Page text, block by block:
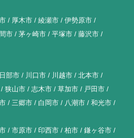
厚木市 綾瀬市
伊勢原市
市 茅ヶ崎市 平塚市
藤沢市
部市 川口市 川越市
北本市
狭山市 志木市 草加市
戸田市
三郷市 白岡市 八潮市 和光市
市原市 印西市 柏市
鎌ヶ谷市